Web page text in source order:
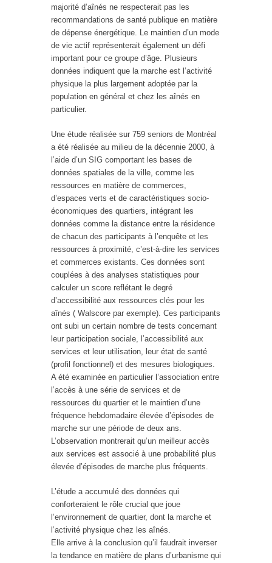
majorité d’aînés ne respecterait pas les
recommandations de santé publique en matière
de dépense énergétique. Le maintien d’un mode
de vie actif représenterait également un défi
important pour ce groupe d’âge. Plusieurs
données indiquent que la marche est l’activité
physique la plus largement adoptée par la
population en général et chez les aînés en
particulier.
Une étude réalisée sur 759 seniors de Montréal
a été réalisée au milieu de la décennie 2000, à
l’aide d’un SIG comportant les bases de
données spatiales de la ville, comme les
ressources en matière de commerces,
d’espaces verts et de caractéristiques socio-
économiques des quartiers, intégrant les
données comme la distance entre la résidence
de chacun des participants à l’enquête et les
ressources à proximité, c’est-à-dire les services
et commerces existants. Ces données sont
couplées à des analyses statistiques pour
calculer un score reflétant le degré
d’accessibilité aux ressources clés pour les
aînés ( Walscore par exemple). Ces participants
ont subi un certain nombre de tests concernant
leur participation sociale, l’accessibilité aux
services et leur utilisation, leur état de santé
(profil fonctionnel) et des mesures biologiques.
A été examinée en particulier l’association entre
l’accès à une série de services et de
ressources du quartier et le maintien d’une
fréquence hebdomadaire élevée d’épisodes de
marche sur une période de deux ans.
L’observation montrerait qu’un meilleur accès
aux services est associé à une probabilité plus
élevée d’épisodes de marche plus fréquents.
L’étude a accumulé des données qui
conforteraient le rôle crucial que joue
l’environnement de quartier, dont la marche et
l’activité physique chez les aînés.
Elle arrive à la conclusion qu’il faudrait inverser
la tendance en matière de plans d’urbanisme qui